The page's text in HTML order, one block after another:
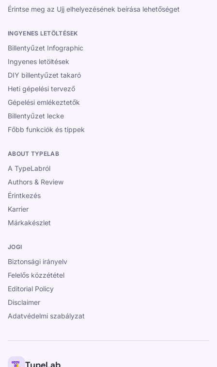
Érintse meg az Ujj elhelyezésének beírása lehetőséget
INGYENES LETÖLTÉSEK
Billentyűzet Infographic
Ingyenes letöltések
DIY billentyűzet takaró
Heti gépelési tervező
Gépelési emlékeztetők
Billentyűzet lecke
Főbb funkciók és tippek
ABOUT TYPELAB
A TypeLabról
Authors & Review
Érintkezés
Karrier
Márkakészlet
JOGI
Biztonsági irányelv
Felelős közzététel
Editorial Policy
Disclaimer
Adatvédelmi szabályzat